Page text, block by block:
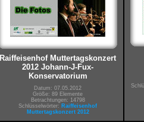
Raiffeisenhof Muttertagskonzert
2012 Johann-J-Fux-
Konservatorium
Datum: 07.05.2012
Größe: 89 Elemente
Betrachtungen: 14798
Schlüsselwörter: Raiffeisenhof
Muttertagskonzert 2012